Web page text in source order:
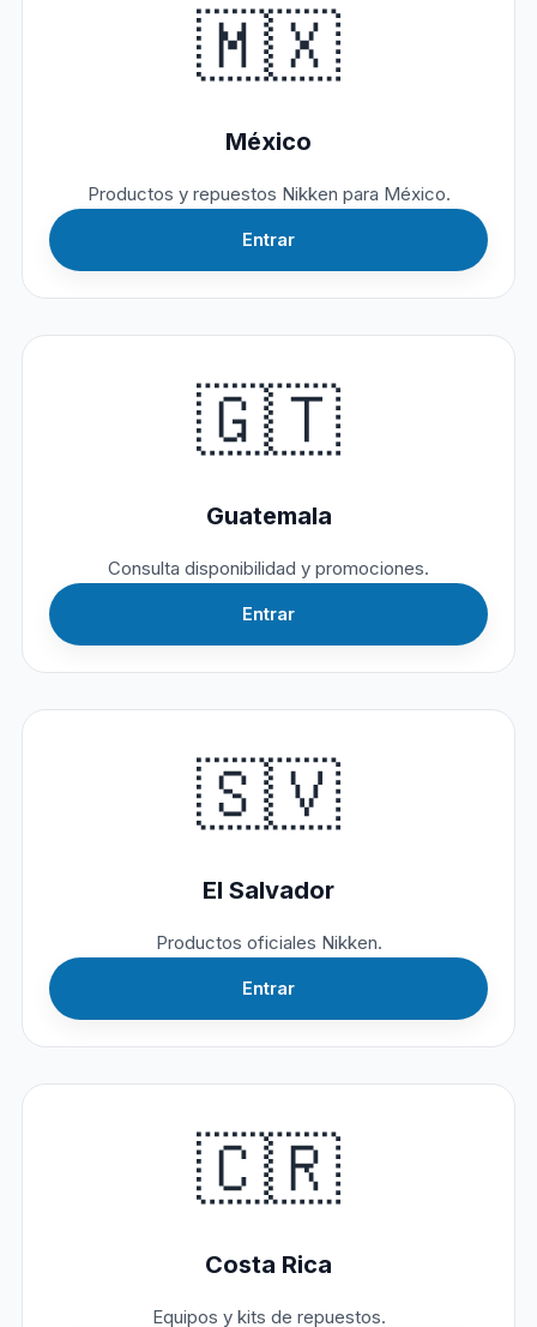
🇲🇽
México
Productos y repuestos Nikken para México.
Entrar
🇬🇹
Guatemala
Consulta disponibilidad y promociones.
Entrar
🇸🇻
El Salvador
Productos oficiales Nikken.
Entrar
🇨🇷
Costa Rica
Equipos y kits de repuestos.